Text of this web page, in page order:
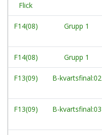
Flick
F14(08) Grupp 1
F14(08) Grupp 1
F13(09) B-kvartsfinal:02
F13(09) B-kvartsfinal:03